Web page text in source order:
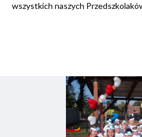
wszystkich naszych